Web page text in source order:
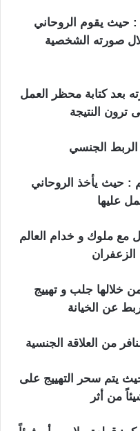
: حيث يقوم الروحاني
صورته الشخصية
بعد كتابة محظر العمل
ترون النتيجة
الربط الجنسي
: حيث يأخذ الروحاني
عليها
مع ملوك و خدام العالم
خلالها جلب و تهييج
عن الخيانة
من العلاقة الجنسية
يتم سحر التهييج على
من أثر